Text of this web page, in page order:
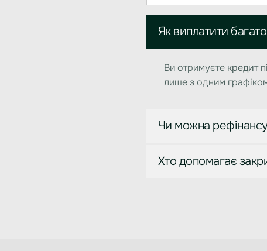
Як виплатити
Ви отримуєте кредит
лише з одним
Чи можна
Хто допомагає